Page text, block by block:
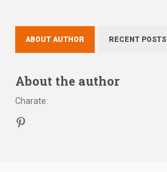
ABOUT AUTHOR RECENT POSTS
About the author
Charate: